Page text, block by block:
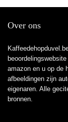
Over ons
amazon en u op de
afbeeldingen zijn
eigenaren. Alle
bronnen.